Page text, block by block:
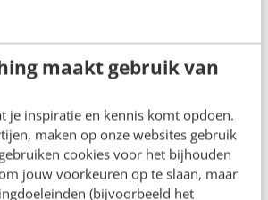
maakt gebruik van
je inspiratie en kennis komt opdoen.
maken op onze websites gebruik
cookies voor het bijhouden
jouw voorkeuren op te slaan, maar
(bijvoorbeeld het
al community